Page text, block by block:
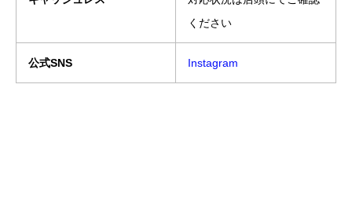
ください
公式SNS Instagram